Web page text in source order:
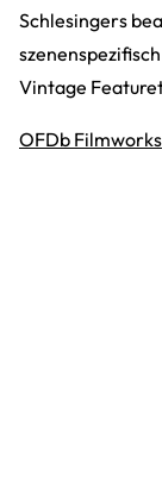
Schlesingers
Vintage
OFDb Filmworks